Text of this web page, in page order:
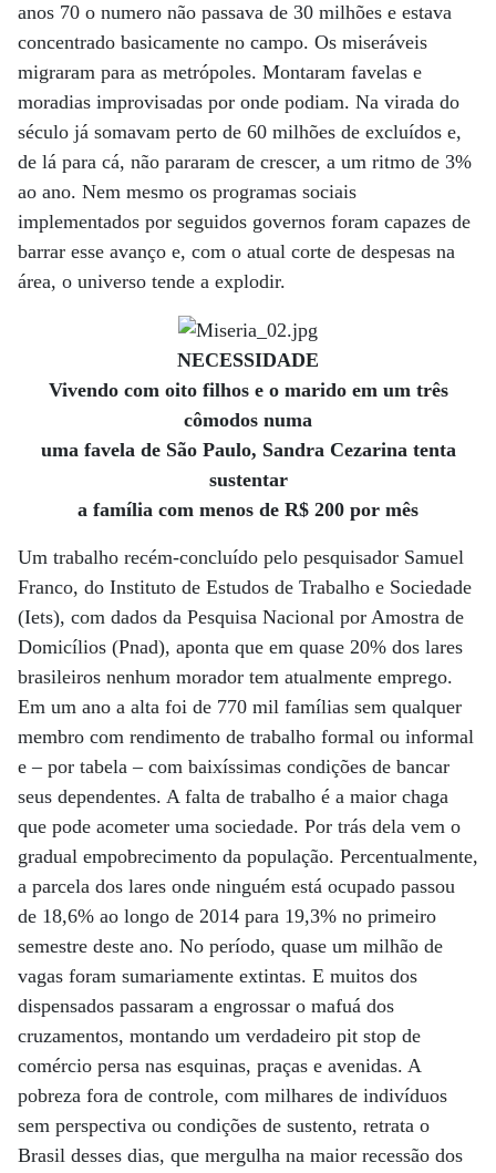
anos 70 o numero não passava de 30 milhões e estava
concentrado basicamente no campo. Os miseráveis
migraram para as metrópoles. Montaram favelas e
moradias improvisadas por onde podiam. Na virada do
século já somavam perto de 60 milhões de excluídos e,
de lá para cá, não pararam de crescer, a um ritmo de 3%
ao ano. Nem mesmo os programas sociais
implementados por seguidos governos foram capazes de
barrar esse avanço e, com o atual corte de despesas na
área, o universo tende a explodir.
NECESSIDADE
Vivendo com oito filhos e o marido em um três
cômodos numa
uma favela de São Paulo, Sandra Cezarina tenta
sustentar
a família com menos de R$ 200 por mês
Um trabalho recém-concluído pelo pesquisador Samuel
Franco, do Instituto de Estudos de Trabalho e Sociedade
(Iets), com dados da Pesquisa Nacional por Amostra de
Domicílios (Pnad), aponta que em quase 20% dos lares
brasileiros nenhum morador tem atualmente emprego.
Em um ano a alta foi de 770 mil famílias sem qualquer
membro com rendimento de trabalho formal ou informal
e – por tabela – com baixíssimas condições de bancar
seus dependentes. A falta de trabalho é a maior chaga
que pode acometer uma sociedade. Por trás dela vem o
gradual empobrecimento da população. Percentualmente,
a parcela dos lares onde ninguém está ocupado passou
de 18,6% ao longo de 2014 para 19,3% no primeiro
semestre deste ano. No período, quase um milhão de
vagas foram sumariamente extintas. E muitos dos
dispensados passaram a engrossar o mafuá dos
cruzamentos, montando um verdadeiro pit stop de
comércio persa nas esquinas, praças e avenidas. A
pobreza fora de controle, com milhares de indivíduos
sem perspectiva ou condições de sustento, retrata o
Brasil desses dias, que mergulha na maior recessão dos